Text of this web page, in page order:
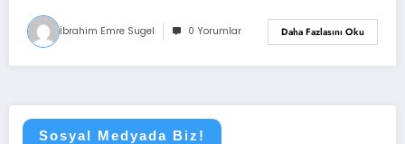
İbrahim Emre Sugel 0 Yorumlar Daha Fazlasını Oku
Sosyal Medyada Biz!